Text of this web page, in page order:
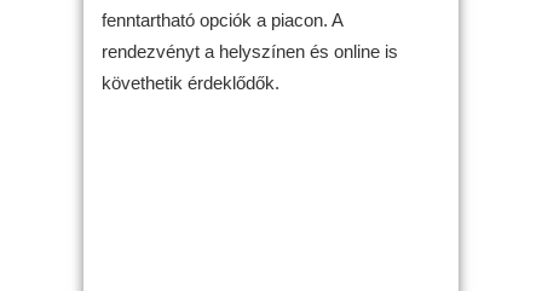
fenntartható opciók a piacon. A
rendezvényt a helyszínen és online is
követhetik érdeklődők.